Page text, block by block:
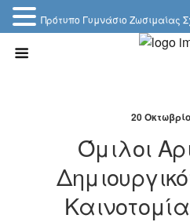
20
Όμιλοι
Πρότυπο Γυμνάσιο Ζωσιμαίας